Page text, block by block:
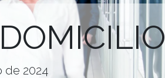
de 2024